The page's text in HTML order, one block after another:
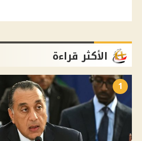
الأكثر قراءة
1